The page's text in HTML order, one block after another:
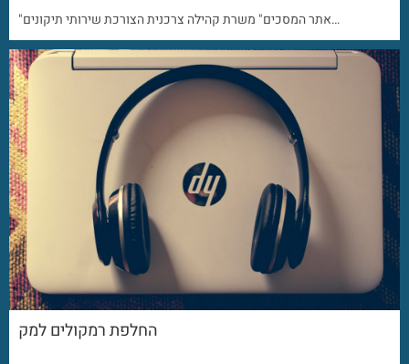
"אתר המסכים" משרת קהילה צרכנית הצורכת שירותי תיקונים…
החלפת רמקולים למק